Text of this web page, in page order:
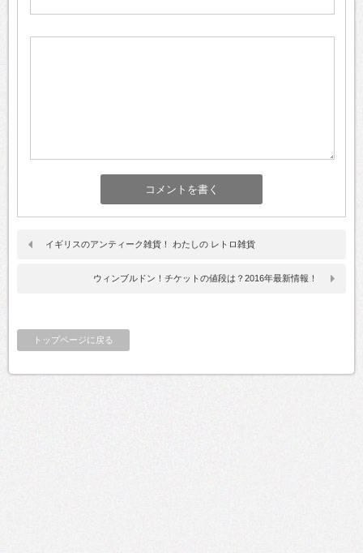
イギリスのアンティーク雑貨！ わたしの レトロ雑貨
ウィンブルドン！チケットの値段は？2016年最新情報！
トップページに戻る